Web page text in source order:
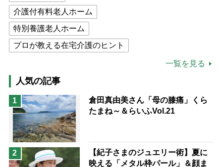
介護付有料老人ホーム
特別養護老人ホーム
プロが教える在宅介護のヒント
高木ブー
ケアマネジャー
猫が母になつきません
息子の遠距離介護サバイバル術
兄がボケました
予防法
一覧を見る
人気の記事
1
倉田真由美さん「母の膝痛」くら
たまね～＆らいふVol.21
2
【紀子さまのジュエリー術】夏に
映える「メタル枠パール」＆顔ま